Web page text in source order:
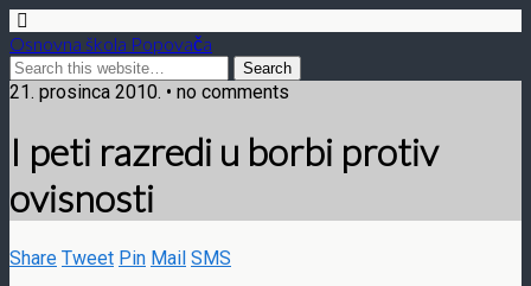
Osnovna škola Popovača
21. prosinca 2010. • no comments
I peti razredi u borbi protiv
ovisnosti
Share Tweet Pin Mail SMS